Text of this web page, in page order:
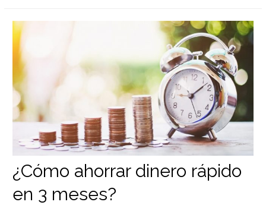
¿Cómo ahorrar dinero rápido
en 3 meses?